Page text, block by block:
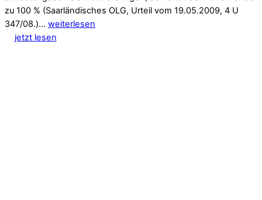
zu 100 % (Saarländisches OLG, Urteil vom 19.05.2009, 4 U
347/08.)… weiterlesen
jetzt lesen